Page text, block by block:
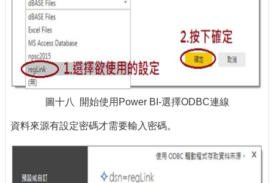
圖十八 開始使用Power BI-選擇ODBC連線
資料來源有設定密碼才需要輸入密碼。